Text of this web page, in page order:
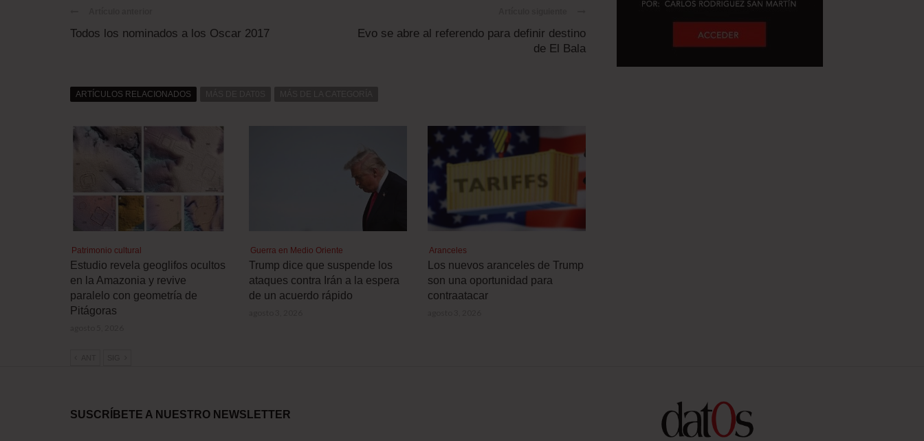
Todos los nominados a los Oscar 2017
Evo se abre al referendo para definir destino
de El Bala
ARTÍCULOS RELACIONADOS
Patrimonio cultural
Estudio revela geoglifos ocultos
en la Amazonia y revive
paralelo con geometría de
Pitágoras
Guerra en Medio Oriente
Trump dice que suspende los
ataques contra Irán a la espera
de un acuerdo rápido
Aranceles
Los nuevos aranceles de Trump
son una oportunidad para
contraatacar
SUSCRÍBETE A NUESTRO NEWSLETTER